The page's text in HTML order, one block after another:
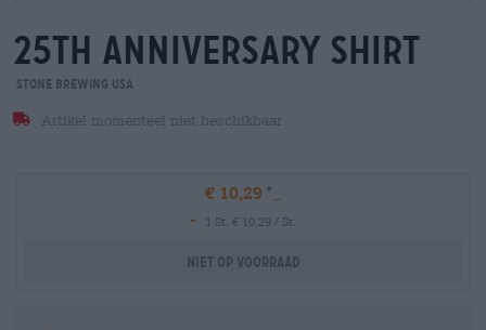
25th anniversary shirt
Stone Brewing USA
Artikel momenteel niet beschikbaar
€ 10,29
-
1 St. € 10,29 / St.
Niet op voorraad